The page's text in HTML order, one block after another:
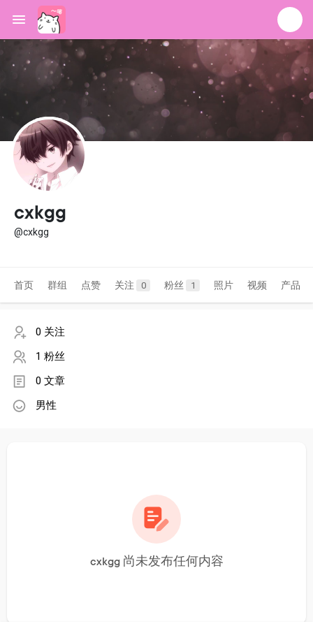
cxkgg
@cxkgg
首页 群组 点赞 关注 0 粉丝 1 照片 视频 产品
0 关注
1 粉丝
0 文章
男性
cxkgg 尚未发布任何内容